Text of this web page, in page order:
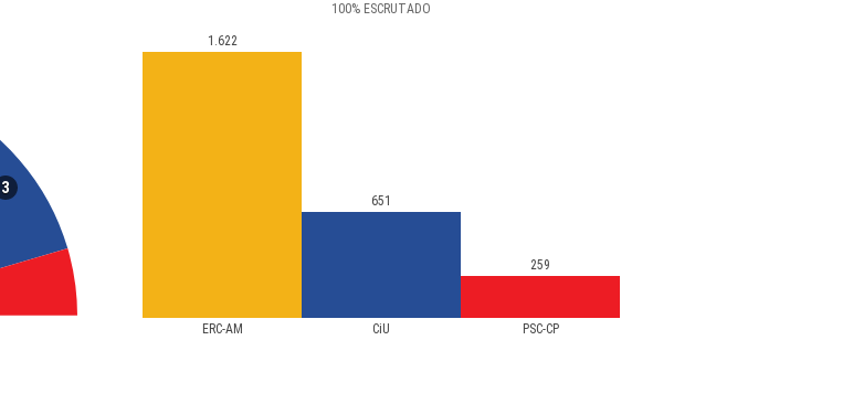
3
100%ESCRUTADO
ERC-AM CiU PSC-CP
1.622
651
259